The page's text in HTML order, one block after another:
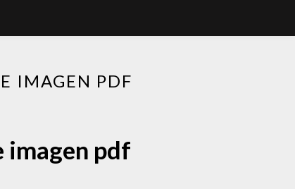
IMAGEN PDF
imagen pdf